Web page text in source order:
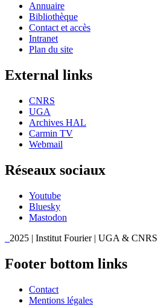
Annuaire
Bibliothèque
Contact et accès
Intranet
Plan du site
External links
CNRS
UGA
Archives HAL
Carmin TV
Webmail
Réseaux sociaux
Youtube
Bluesky
Mastodon
2025 | Institut Fourier | UGA & CNRS
Footer bottom links
Contact
Mentions légales